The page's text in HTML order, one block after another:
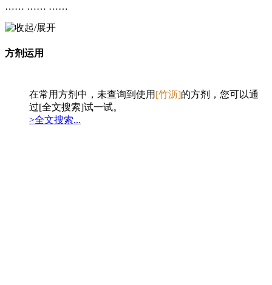
…… …… ……
方剂运用
在常用方剂中，未查询到使用 [竹沥]的方剂，您可以通
过[全文搜索]试一试。
>全文搜索...